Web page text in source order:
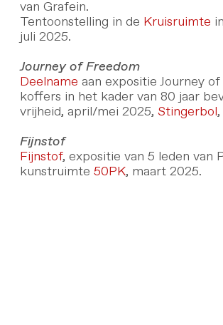
van Grafein.
Tentoonstelling in de Kruisruimte
juli 2025.
Journey of Freedom
Deelname aan expositie Journey
koffers in het kader van 80 jaar
vrijheid, april/mei 2025, Stingerbol ,
Fijnstof
Fijnstof, expositie van 5 leden van
kunstruimte 50PK, maart 2025.